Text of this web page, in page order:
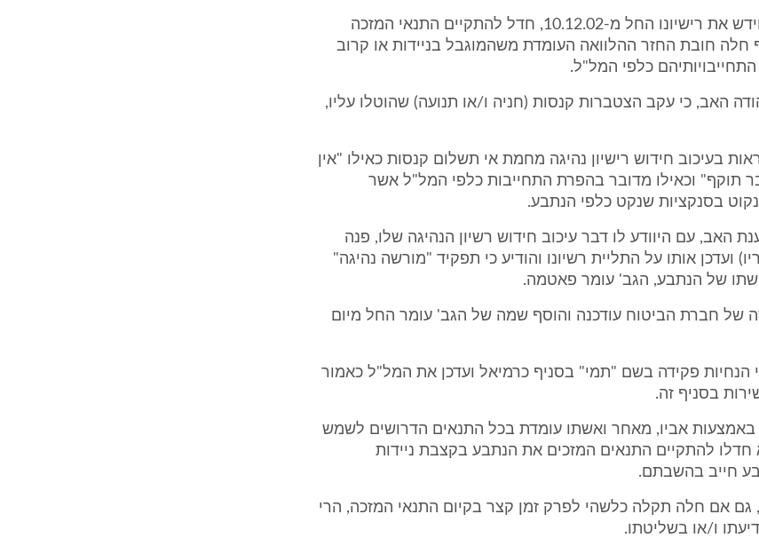
מאחר שהאב לא חידש את רישיונו החל מ-10.12.02, חדל להתקיים התנאי המזכה
חלה חובת החזר ההלוואה העומדת משהמוגבל בניידות או קרוב
כלפי המל"ל.
האב, כי עקב הצטברות קנסות (חניה ו/או תנועה) שהוטלו עליו,
בעיכוב חידוש רישיון נהיגה מחמת אי תשלום קנסות כאילו "אין
בר תוקף" וכאילו מדובר בהפרת התחייבות כלפי המל"ל אשר
בסנקציות שנקט כלפי הנתבע.
האב, עם היוודע לו דבר עיכוב חידוש רשיון הנהיגה שלו, פנה
ועדכן אותו על התליית רשיונו והודיע כי תפקיד "מורשה נהיגה"
של הנתבע, הגב' עומר פאטמה.
של חברת הביטוח עודכנה והוסף שמה של הגב' עומר החל מיום
הנחיות פקידה בשם "תמי" בסניף כרמיאל ועדכן את המל"ל כאמור
בסניף זה.
באמצעות אביו, מאחר ואשתו עומדת בכל התנאים הדרושים לשמש
חדלו להתקיים התנאים המזכים את הנתבע בקצבת ניידות
חייב בהשבתם.
גם אם חלה תקלה כלשהי לפרק זמן קצר בקיום התנאי המזכה, הרי
ו/או בשליטתו.